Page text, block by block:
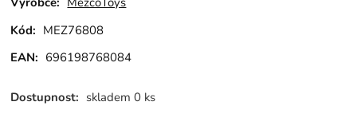
Kód: MEZ76808
EAN: 696198768084
Dostupnost: skladem 0 ks